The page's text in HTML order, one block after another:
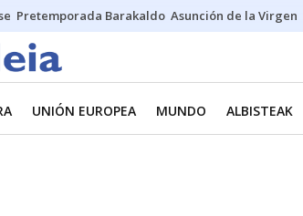
Pretemporada Barakaldo Asunción de la Virgen
UNIÓN EUROPEA MUNDO ALBISTEAK